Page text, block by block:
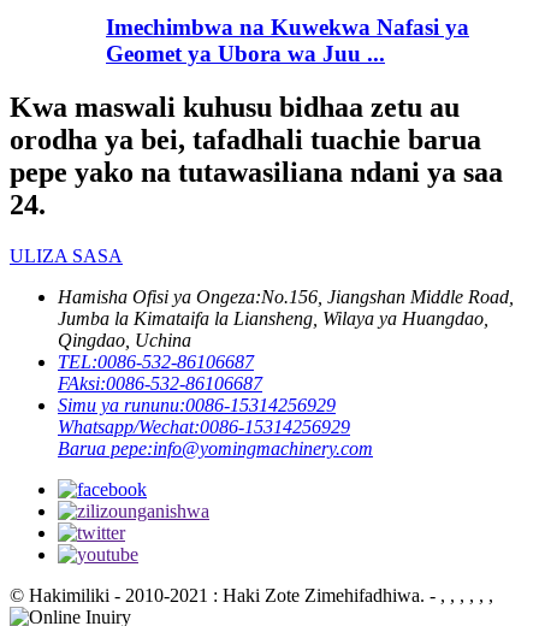
Imechimbwa na Kuwekwa Nafasi ya
Geomet ya Ubora wa Juu ...
Kwa maswali kuhusu bidhaa zetu au
orodha ya bei, tafadhali tuachie barua
pepe yako na tutawasiliana ndani ya saa
24.
ULIZA SASA
Hamisha Ofisi ya Ongeza:No.156, Jiangshan Middle Road,
Jumba la Kimataifa la Liansheng, Wilaya ya Huangdao,
Qingdao, Uchina
TEL:0086-532-86106687
FAksi:0086-532-86106687
Simu ya rununu:0086-15314256929
Whatsapp/Wechat:0086-15314256929
Barua pepe:info@yomingmachinery.com
© Hakimiliki - 2010-2021 : Haki Zote Zimehifadhiwa. - , , , , , ,